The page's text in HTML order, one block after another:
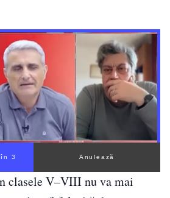
2 Anulează
clasele V–VIII nu va mai